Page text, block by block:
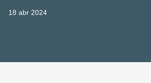
18 abr 2024